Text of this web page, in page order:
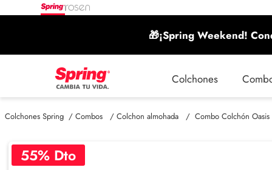
🎁¡Spring Weekend!
Colchones
Combos Colchon almohada Combo Colchón
55% Dto